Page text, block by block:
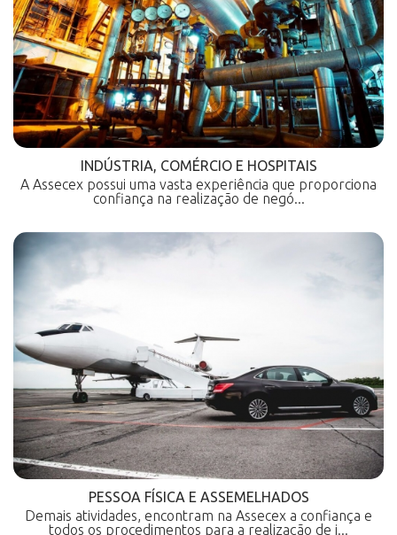
INDÚSTRIA, COMÉRCIO E HOSPITAIS
A Assecex possui uma vasta experiência que proporciona
confiança na realização de negó...
PESSOA FÍSICA E ASSEMELHADOS
Demais atividades, encontram na Assecex a confiança e
todos os procedimentos para a realização de i...